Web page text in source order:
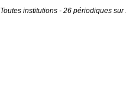
Toutes institutions - 26 périodiques sur